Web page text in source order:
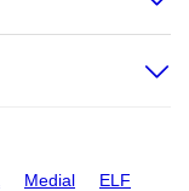
Medial ELF